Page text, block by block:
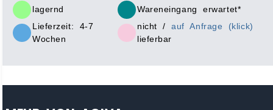
lagernd
Wareneingang erwartet*
Lieferzeit: 4-7
Wochen
nicht /auf Anfrage (klick)
lieferbar